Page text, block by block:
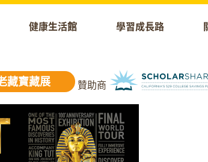
健康生活館 學習成長路
藏寶藏展 贊助商